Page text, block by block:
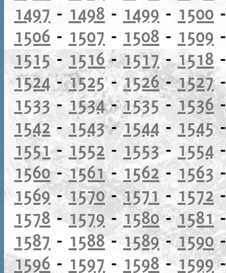
1497 - 1498 - 1499 - 1500
1506 - 1507 - 1508 - 1509
1515 - 1516-1517-1518
1524-1525-1526-1527
1533 - 1534-1535-1536
1542 - 1543- 1544- 1545
1551-1552 - 1553- 1554
1560-1561-1562-1563
1569-1570-1571 -1572
1578- 1579-1580-1581
1587 - 1588-1589-1590
1596 - 1597 - 1598-1599